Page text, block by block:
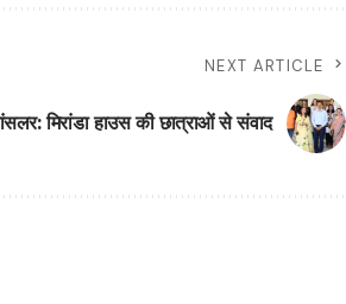
NEXT ARTICLE
मिरांडा हाउस की छात्राओं से संवाद